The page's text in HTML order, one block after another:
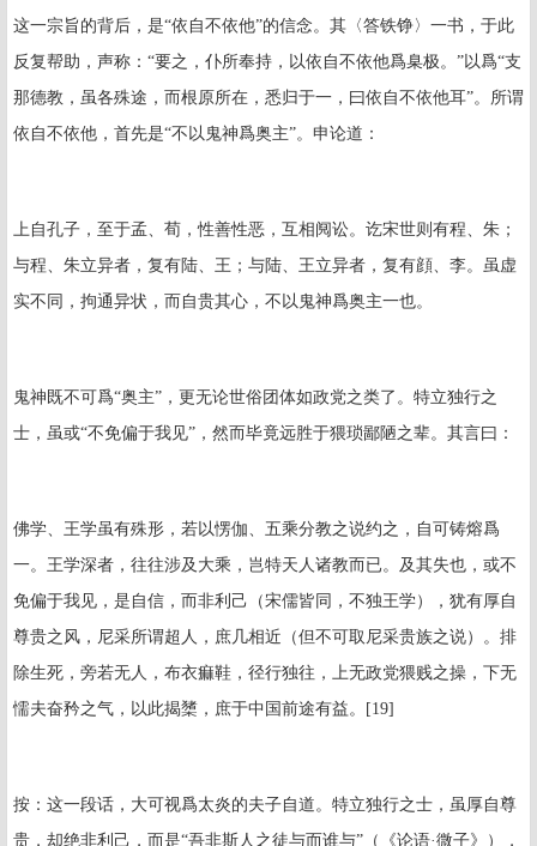
这一宗旨的背后，是“依自不依他”的信念。其〈答铁铮〉一书，于此
反复帮助，声称：“要之，仆所奉持，以依自不依他爲臬极。”以爲“支
那德教，虽各殊途，而根原所在，悉归于一，曰依自不依他耳”。所谓
依自不依他，首先是“不以鬼神爲奥主”。申论道：
上自孔子，至于孟、荀，性善性恶，互相阋讼。讫宋世则有程、朱；
与程、朱立异者，复有陆、王；与陆、王立异者，复有顔、李。虽虚
实不同，拘通异状，而自贵其心，不以鬼神爲奥主一也。
鬼神既不可爲“奥主”，更无论世俗团体如政党之类了。特立独行之
士，虽或“不免偏于我见”，然而毕竟远胜于猥琐鄙陋之辈。其言曰：
佛学、王学虽有殊形，若以愣伽、五乘分教之说约之，自可铸熔爲
一。王学深者，往往涉及大乘，岂特天人诸教而已。及其失也，或不
免偏于我见，是自信，而非利己（宋儒皆同，不独王学），犹有厚自
尊贵之风，尼采所谓超人，庶几相近（但不可取尼采贵族之说）。排
除生死，旁若无人，布衣痲鞋，径行独往，上无政党猥贱之操，下无
懦夫奋矜之气，以此揭橥，庶于中国前途有益。[19]
按：这一段话，大可视爲太炎的夫子自道。特立独行之士，虽厚自尊
贵，却绝非利己，而是“吾非斯人之徒与而谁与”（《论语·微子》），